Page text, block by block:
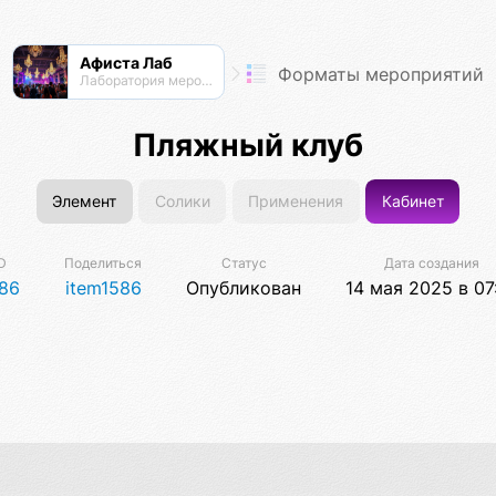
Афиста Лаб
Лаборатория мероприятий Форматы мероприятий
Пляжный клуб
Элемент Солики Применения Кабинет
Поделиться
item1586
Статус
Опубликован
Дата создания
14 мая 2025 в